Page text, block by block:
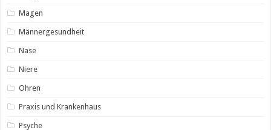
Magen
Männergesundheit
Nase
Niere
Ohren
Praxis und Krankenhaus
Psyche